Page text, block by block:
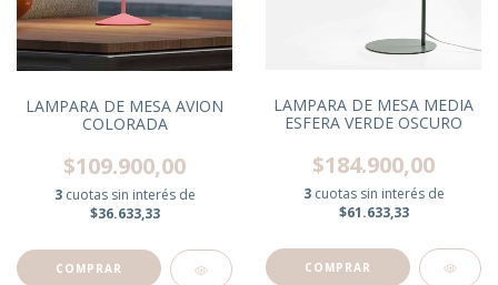
LAMPARA DE MESA AVION
COLORADA
$109.900,00
3 cuotas sin interés de
$36.633,33
LAMPARA DE MESA MEDIA
ESFERA VERDE OSCURO
$184.900,00
3 cuotas sin interés de
$61.633,33